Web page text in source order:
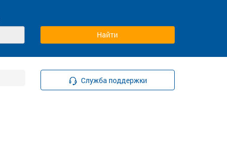
Служба поддержки